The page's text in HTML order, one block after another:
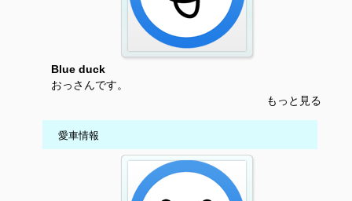
Blue duck
おっさんです。
もっと見る
愛車情報